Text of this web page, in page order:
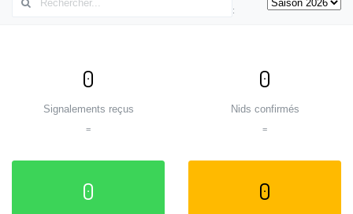
:
0
Signalements reçus
=
0
Nids confirmés
=
0 0